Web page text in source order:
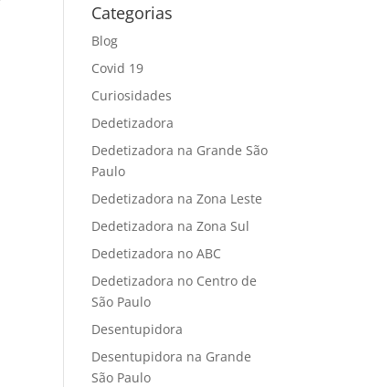
Categorias
Blog
Covid 19
Curiosidades
Dedetizadora
Dedetizadora na Grande São
Paulo
Dedetizadora na Zona Leste
Dedetizadora na Zona Sul
Dedetizadora no ABC
Dedetizadora no Centro de
São Paulo
Desentupidora
Desentupidora na Grande
São Paulo